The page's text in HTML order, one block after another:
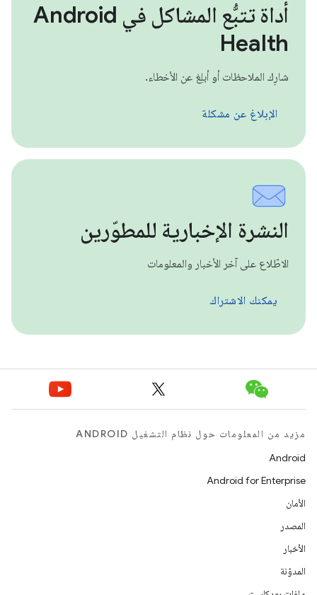
أداة تتبُّع المشاكل في Android
Health
شارِك الملاحظات أو أبلِغ عن الأخطاء.
الإبلاغ عن مشكلة
النشرة الإخبارية للمطوّرين
الاطّلاع على آخر الأخبار والمعلومات
يمكنك الاشتراك
مزيد من المعلومات حول نظام التشغيل ANDROID
Android
Android for Enterprise
الأمان
المصدر
الأخبار
المدوّنة